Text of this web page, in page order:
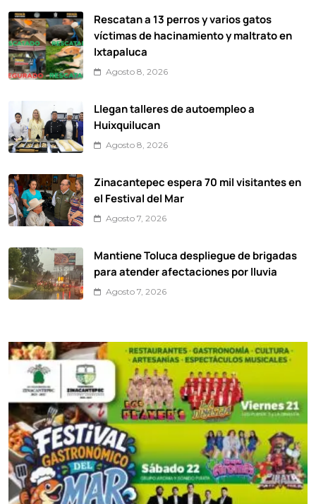
Rescatan a 13 perros y varios gatos
víctimas de hacinamiento y maltrato en
Ixtapaluca
Agosto 8, 2026
Llegan talleres de autoempleo a
Huixquilucan
Agosto 8, 2026
Zinacantepec espera 70 mil visitantes en
el Festival del Mar
Agosto 7, 2026
Mantiene Toluca despliegue de brigadas
para atender afectaciones por lluvia
Agosto 7, 2026